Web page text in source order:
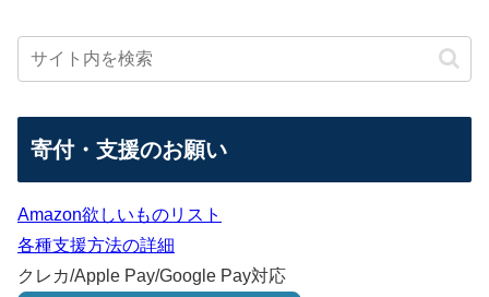
寄付・支援のお願い
Amazon欲しいものリスト
各種支援方法の詳細
クレカ/Apple Pay/Google Pay対応